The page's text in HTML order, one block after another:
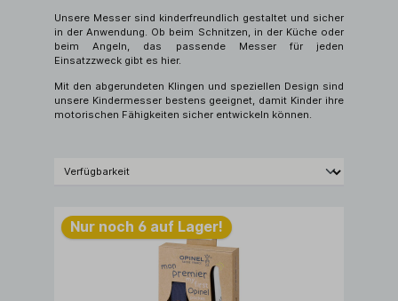
Unsere Messer sind kinderfreundlich gestaltet und sicher
in der Anwendung. Ob beim Schnitzen, in der Küche oder
beim Angeln, das passende Messer für jeden
Einsatzzweck gibt es hier.
Mit den abgerundeten Klingen und speziellen Design sind
unsere Kindermesser bestens geeignet, damit Kinder ihre
motorischen Fähigkeiten sicher entwickeln können.
Nur noch 6 auf Lager!